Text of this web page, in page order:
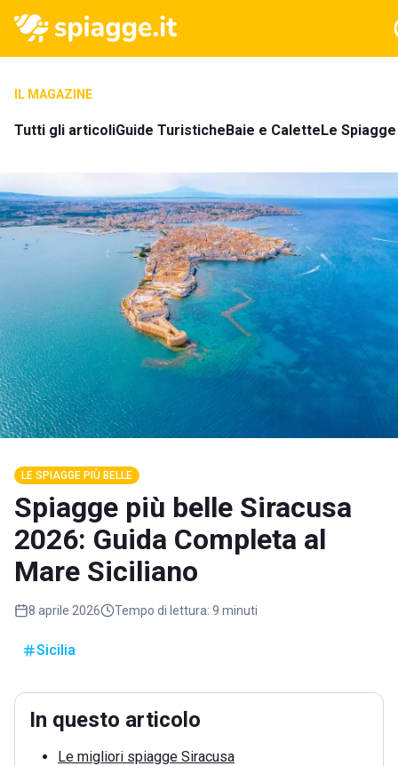
IL MAGAZINE
Tutti gli articoliGuide TuristicheBaie e CaletteLe
LE SPIAGGE PIÙ BELLE
Spiagge più belle Siracusa
2026: Guida Completa al
Mare Siciliano
8 aprile 2026 Tempo di lettura: 9 minuti
Sicilia
In questo articolo
Le migliori spiagge Siracusa